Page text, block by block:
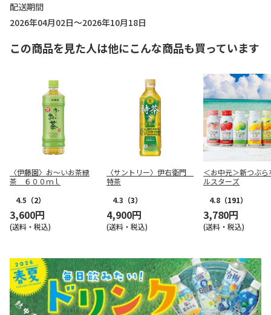
配送期間
2026年04月02日～2026年10月18日
この商品を見た人は他にこんな商品も買っています
〈伊藤園〉お～いお茶緑
茶 ６００ｍｌ
4.5 （2）
3,600円
(送料・税込)
〈サントリー〉伊右衛門
特茶
4.3 （3）
4,900円
(送料・税込)
＜お中元＞新つぶら
ルスターズ
4.8 （191）
3,780円
(送料・税込)